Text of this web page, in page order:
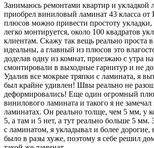
Занимаюсь ремонтами квартир и укладкой
приобрел виниловый ламинат 43 класса от
плюсов можно привести простоту
легко монтируется, около 100 квадратов
клиентам. Скажу так вещь реально проста
идеальны, а главный из плюсов это
доделав одну из комнат, приезжаю с утра
смонтировали в выходные гарнитур и не
Удалив все мокрые тряпки с ламината, я
был крайне удивлен! Швы реально не
деформировались! Еще один огромный
винилового ламината и такого я не
ламинатах. Он реально толще, чем 5 мм, у
5, а там и 5 нет, а тут реально больше 5 мм.
с ламинатом, я укладывал и более дорогие,
было в разы хуже, поэтому я себе решил